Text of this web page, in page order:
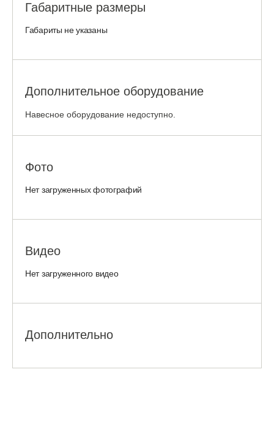
Габаритные размеры
Габариты не указаны
Дополнительное оборудование
Навесное оборудование недоступно.
Фото
Нет загруженных фотографий
Видео
Нет загруженного видео
Дополнительно